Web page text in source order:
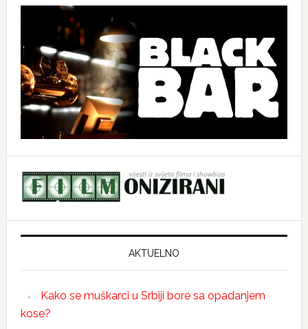
AKTUELNO
Kako se muškarci u Srbiji bore sa opadanjem
kose?